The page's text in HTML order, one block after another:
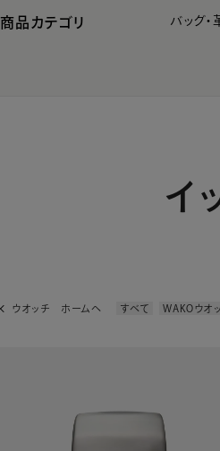
商品カテゴリ バッグ・
イ
ウオッチ ホームへ すべて WAKOウオ